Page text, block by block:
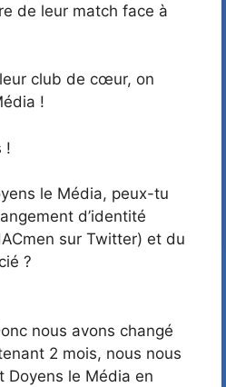
de leur match face à
club de cœur, on
!
!
le Média, peux-tu
d’identité
sur Twitter) et du
?
nous avons changé
2 mois, nous nous
Doyens le Média en